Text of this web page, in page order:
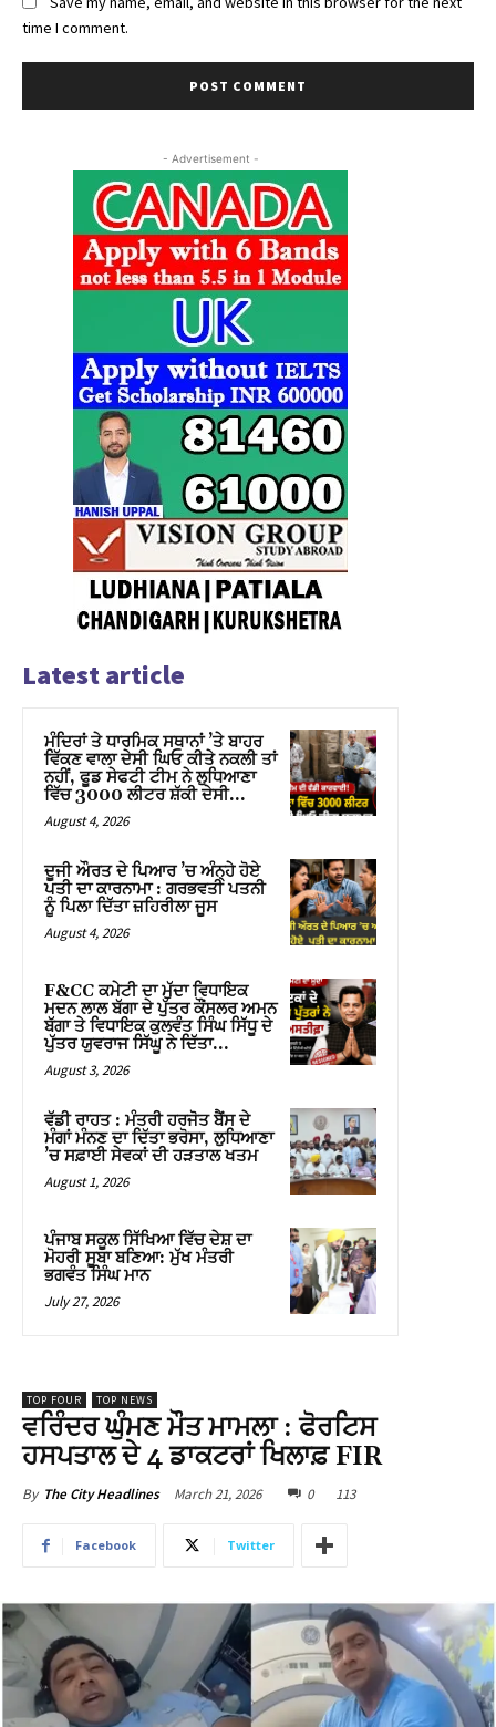
time I comment.
- Advertisement -
Latest article
ਮੰਦਿਰਾਂ ਤੇ ਧਾਰਮਿਕ ਸਥਾਨਾਂ ’ਤੇ ਬਾਹਰ
ਵਿੱਕਣ ਵਾਲਾ ਦੇਸੀ ਘਿਓ ਕੀਤੇ ਨਕਲੀ ਤਾਂ
ਨਹੀਂ, ਫੂਡ ਸੇਫਟੀ ਟੀਮ ਨੇ ਲੁਧਿਆਣਾ
ਵਿੱਚ 3000 ਲੀਟਰ ਸ਼ੱਕੀ ਦੇਸੀ...
August 4, 2026
ਦੂਜੀ ਔਰਤ ਦੇ ਪਿਆਰ ’ਚ ਅੰਨ੍ਹੇ ਹੋਏ
ਪਤੀ ਦਾ ਕਾਰਨਾਮਾ : ਗਰਭਵਤੀ ਪਤਨੀ
ਨੂੰ ਪਿਲਾ ਦਿੱਤਾ ਜ਼ਹਿਰੀਲਾ ਜੂਸ
August 4, 2026
F&CC ਕਮੇਟੀ ਦਾ ਮੁੱਦਾ ਵਿਧਾਇਕ
ਮਦਨ ਲਾਲ ਬੱਗਾ ਦੇ ਪੁੱਤਰ ਕੌਂਸਲਰ ਅਮਨ
ਬੱਗਾ ਤੇ ਵਿਧਾਇਕ ਕੁਲਵੰਤ ਸਿੰਘ ਸਿੱਧੂ ਦੇ
ਪੁੱਤਰ ਯੁਵਰਾਜ ਸਿੱਘੂ ਨੇ ਦਿੱਤਾ...
August 3, 2026
ਵੱਡੀ ਰਾਹਤ : ਮੰਤਰੀ ਹਰਜੋਤ ਬੈਂਸ ਦੇ
ਮੰਗਾਂ ਮੰਨਣ ਦਾ ਦਿੱਤਾ ਭਰੋਸਾ, ਲੁਧਿਆਣਾ
’ਚ ਸਫ਼ਾਈ ਸੇਵਕਾਂ ਦੀ ਹੜਤਾਲ ਖਤਮ
August 1, 2026
ਪੰਜਾਬ ਸਕੂਲ ਸਿੱਖਿਆ ਵਿੱਚ ਦੇਸ਼ ਦਾ
ਮੋਹਰੀ ਸੂਬਾ ਬਣਿਆ: ਮੁੱਖ ਮੰਤਰੀ
ਭਗਵੰਤ ਸਿੰਘ ਮਾਨ
July 27, 2026